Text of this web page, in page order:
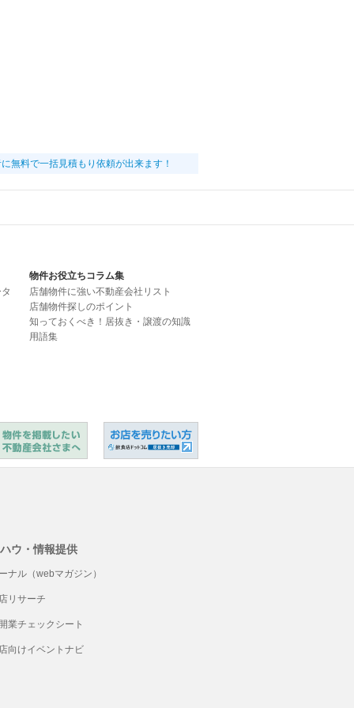
無料で一括見積もり依頼が出来ます！
物件お役立ちコラム集
店舗物件に強い不動産会社リスト
店舗物件探しのポイント
知っておくべき！居抜き・譲渡の知識
用語集
ウ・情報提供
ナル（webマガジン）
リサーチ
業チェックシート
向けイベントナビ